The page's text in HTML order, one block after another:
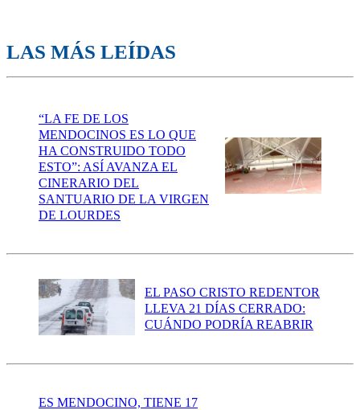
LAS MÁS LEÍDAS
“LA FE DE LOS
MENDOCINOS ES LO QUE
HA CONSTRUIDO TODO
ESTO”: ASÍ AVANZA EL
CINERARIO DEL
SANTUARIO DE LA VIRGEN
DE LOURDES
EL PASO CRISTO REDENTOR
LLEVA 21 DÍAS CERRADO:
CUÁNDO PODRÍA REABRIR
ES MENDOCINO, TIENE 17